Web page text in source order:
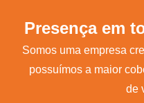
Presença em
Somos uma empresa
possuímos a maior
de